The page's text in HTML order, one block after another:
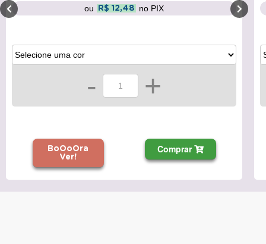
ou R$ 12,48 no PIX
- +
BoOoOra
Ver!
Comprar